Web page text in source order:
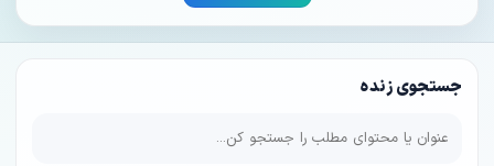
جستجوی زنده